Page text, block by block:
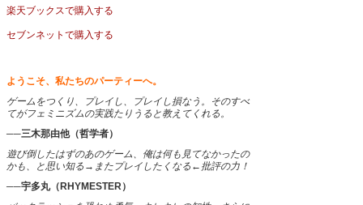
楽天ブックスで購入する
セブンネットで購入する
ようこそ、私たちのパーティーへ。
ゲームをつくり、プレイし、プレイし損なう。そのすべ
てがフェミニズムの実践たりうると教えてくれる。
──三木那由他（哲学者）
遊び倒したはずのあのゲーム、俺は何も見てなかったの
かも、と思い知る→またプレイしたくなる←批評の力！
──宇多丸（RHYMESTER）